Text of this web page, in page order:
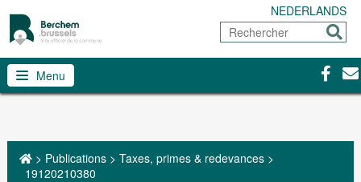
NEDERLANDS
Rechercher
Menu
> Publications> Taxes, primes & redevances>
19120210380